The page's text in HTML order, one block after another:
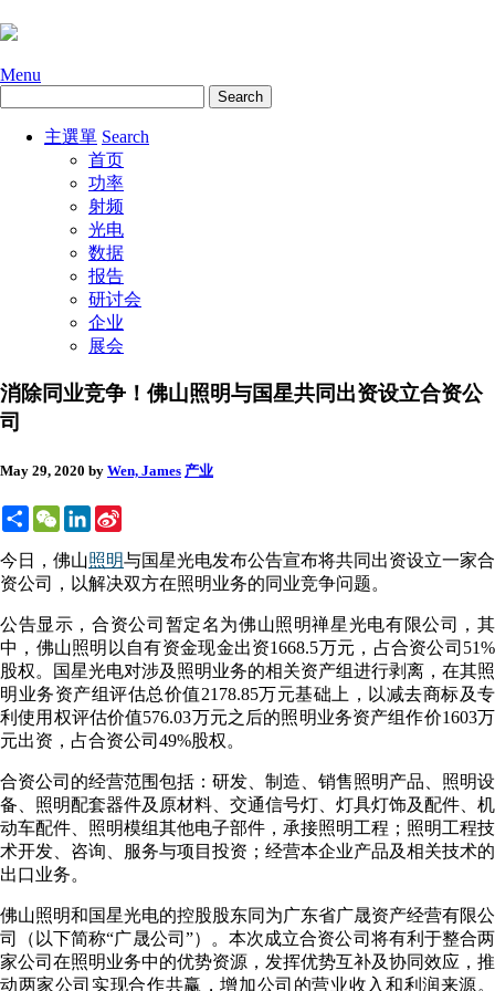
Menu
主選單 Search
首页
功率
射频
光电
数据
报告
研讨会
企业
展会
消除同业竞争！佛山照明与国星共同出资设立合资公
司
May 29, 2020 by Wen, James 产业
ShareWeChatLinkedIn
今日，佛山照明与国星光电发布公告宣布将共同出资设立一家合
资公司，以解决双方在照明业务的同业竞争问题。
公告显示，合资公司暂定名为佛山照明禅星光电有限公司，其
中，佛山照明以自有资金现金出资1668.5万元，占合资公司51%
股权。国星光电对涉及照明业务的相关资产组进行剥离，在其照
明业务资产组评估总价值2178.85万元基础上，以减去商标及专
利使用权评估价值576.03万元之后的照明业务资产组作价1603万
元出资，占合资公司49%股权。
合资公司的经营范围包括：研发、制造、销售照明产品、照明设
备、照明配套器件及原材料、交通信号灯、灯具灯饰及配件、机
动车配件、照明模组其他电子部件，承接照明工程；照明工程技
术开发、咨询、服务与项目投资；经营本企业产品及相关技术的
出口业务。
佛山照明和国星光电的控股股东同为广东省广晟资产经营有限公
司（以下简称“广晟公司”）。本次成立合资公司将有利于整合两
家公司在照明业务中的优势资源，发挥优势互补及协同效应，推
动两家公司实现合作共赢，增加公司的营业收入和利润来源。